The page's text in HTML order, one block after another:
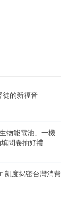
徒的新福音
物能電池」一機
問卷抽好禮
凱度揭密台灣消費